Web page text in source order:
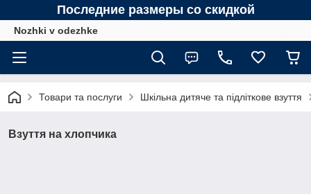
Последние размеры со скидкой
Nozhki v odezhke
Товари та послуги Шкільна дитяче та підліткове взуття
Взуття на хлопчика